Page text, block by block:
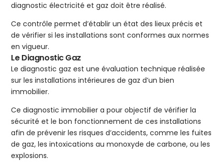
diagnostic électricité et gaz doit être réalisé.
Ce contrôle permet d’établir un état des lieux précis et
de vérifier si les installations sont conformes aux normes
en vigueur.
Le Diagnostic Gaz
Le diagnostic gaz est une évaluation technique réalisée
sur les installations intérieures de gaz d’un bien
immobilier.
Ce diagnostic immobilier a pour objectif de vérifier la
sécurité et le bon fonctionnement de ces installations
afin de prévenir les risques d’accidents, comme les fuites
de gaz, les intoxications au monoxyde de carbone, ou les
explosions.